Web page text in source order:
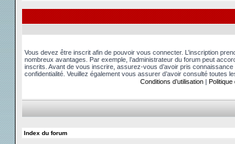
Vous devez être inscrit afin de pouvoir vous connecter. L’inscription
nombreux avantages. Par exemple, l’administrateur du forum peut
inscrits. Avant de vous inscrire, assurez-vous d’avoir pris connaissance
confidentialité. Veuillez également vous assurer d’avoir consulté toutes
Conditions d’utilisation| Politique
Index du forum